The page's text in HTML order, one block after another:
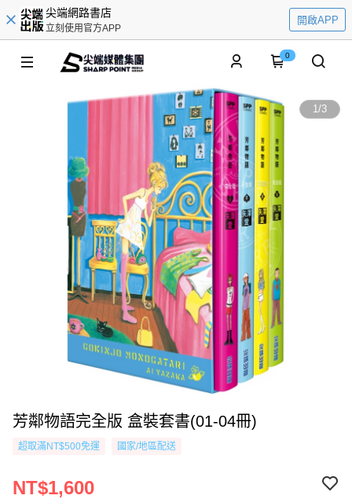
尖端網路書店
立刻使用官方APP
開啟APP
0
1/3
芳鄰物語完全版 盒裝套書(01-04冊)
超取滿NT$500免運 國家/地區配送
NT$1,600